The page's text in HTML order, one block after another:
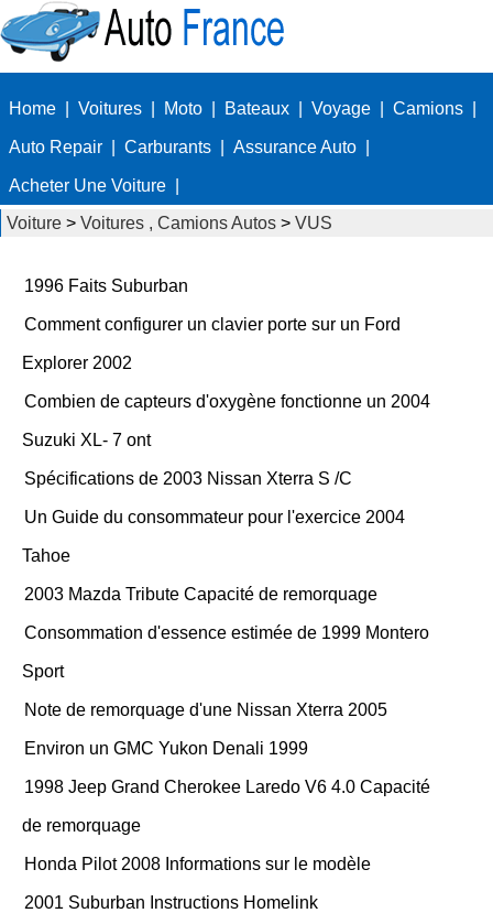
Home Voitures Moto Bateaux Voyage Camions
Auto Repair Carburants Assurance Auto
Acheter Une Voiture
Voiture > Voitures , Camions Autos > VUS
1996 Faits Suburban
Comment configurer un clavier porte sur un Ford
Explorer 2002
Combien de capteurs d'oxygène fonctionne un 2004
Suzuki XL- 7 ont
Spécifications de 2003 Nissan Xterra S /C
Un Guide du consommateur pour l'exercice 2004
Tahoe
2003 Mazda Tribute Capacité de remorquage
Consommation d'essence estimée de 1999 Montero
Sport
Note de remorquage d'une Nissan Xterra 2005
Environ un GMC Yukon Denali 1999
1998 Jeep Grand Cherokee Laredo V6 4.0 Capacité
de remorquage
Honda Pilot 2008 Informations sur le modèle
2001 Suburban Instructions Homelink